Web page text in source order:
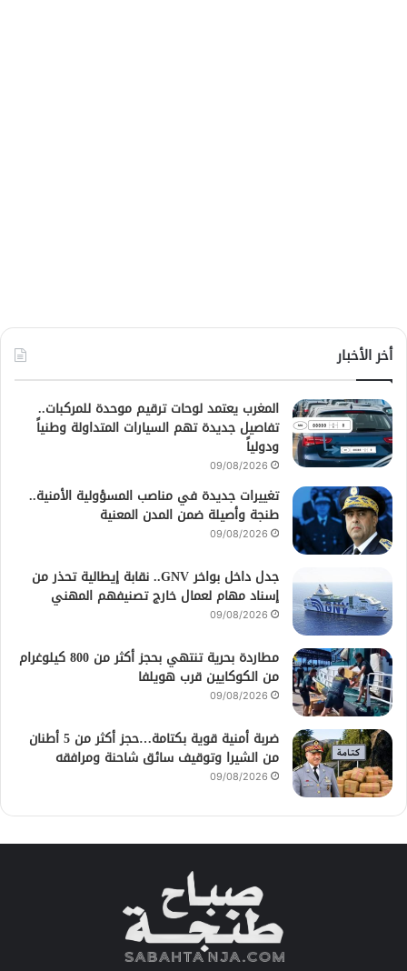
أخر الأخبار
المغرب يعتمد لوحات ترقيم موحدة للمركبات..
تفاصيل جديدة تهم السيارات المتداولة وطنياً
ودولياً
09/08/2026
تغييرات جديدة في مناصب المسؤولية الأمنية..
طنجة وأصيلة ضمن المدن المعنية
09/08/2026
جدل داخل بواخر GNV.. نقابة إيطالية تحذر من
إسناد مهام لعمال خارج تصنيفهم المهني
09/08/2026
مطاردة بحرية تنتهي بحجز أكثر من 800 كيلوغرام
من الكوكايين قرب هويلفا
09/08/2026
ضربة أمنية قوية بكتامة…حجز أكثر من 5 أطنان
من الشيرا وتوقيف سائق شاحنة ومرافقه
09/08/2026